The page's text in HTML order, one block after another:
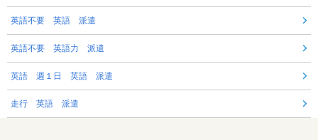
英語不要 英語 派遣
英語不要 英語力 派遣
英語 週１日 英語 派遣
走行 英語 派遣